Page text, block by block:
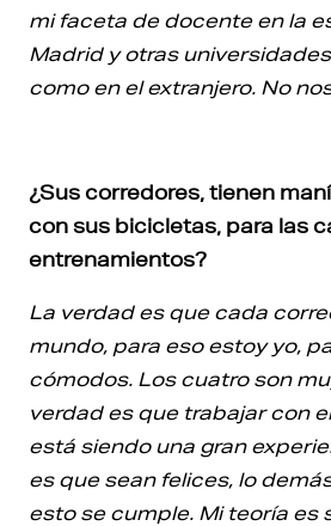
mi faceta de docente en la
Madrid y otras
como en el extranjero. No
¿Sus corredores, tienen
con sus bicicletas, para las
entrenamientos?
La verdad es que cada
mundo, para eso estoy yo,
cómodos. Los cuatro son
verdad es que trabajar con
está siendo una gran
es que sean felices, lo
esto se cumple. Mi teoría es